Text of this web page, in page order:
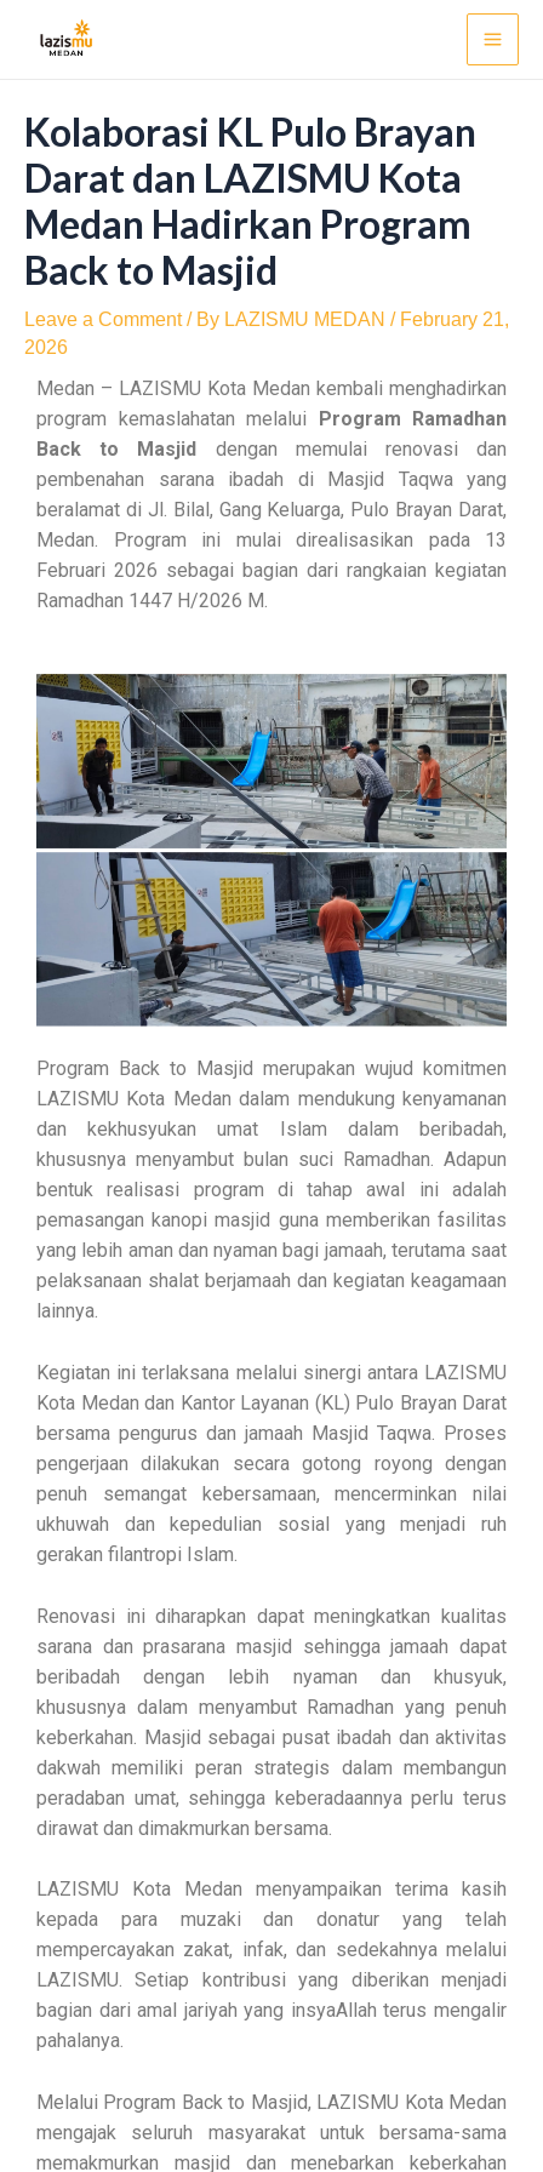
Kolaborasi KL Pulo Brayan
Darat dan LAZISMU Kota
Medan Hadirkan Program
Back to Masjid
Leave a Comment / By LAZISMU MEDAN / February 21,
2026
Medan – LAZISMU Kota Medan kembali menghadirkan
program kemaslahatan melalui
Program Ramadhan
Back to Masjid
dengan memulai renovasi dan
pembenahan sarana ibadah di Masjid Taqwa yang
beralamat di Jl. Bilal, Gang Keluarga, Pulo Brayan Darat,
Medan. Program ini mulai direalisasikan pada 13
Februari 2026 sebagai bagian dari rangkaian kegiatan
Ramadhan 1447 H/2026 M.
Program Back to Masjid merupakan wujud komitmen
LAZISMU Kota Medan dalam mendukung kenyamanan
dan kekhusyukan umat Islam dalam beribadah,
khususnya menyambut bulan suci Ramadhan. Adapun
bentuk realisasi program di tahap awal ini adalah
pemasangan kanopi masjid guna memberikan fasilitas
yang lebih aman dan nyaman bagi jamaah, terutama saat
pelaksanaan shalat berjamaah dan kegiatan keagamaan
lainnya.
Kegiatan ini terlaksana melalui sinergi antara LAZISMU
Kota Medan dan Kantor Layanan (KL) Pulo Brayan Darat
bersama pengurus dan jamaah Masjid Taqwa. Proses
pengerjaan dilakukan secara gotong royong dengan
penuh semangat kebersamaan, mencerminkan nilai
ukhuwah dan kepedulian sosial yang menjadi ruh
gerakan filantropi Islam.
Renovasi ini diharapkan dapat meningkatkan kualitas
sarana dan prasarana masjid sehingga jamaah dapat
beribadah dengan lebih nyaman dan khusyuk,
khususnya dalam menyambut Ramadhan yang penuh
keberkahan. Masjid sebagai pusat ibadah dan aktivitas
dakwah memiliki peran strategis dalam membangun
peradaban umat, sehingga keberadaannya perlu terus
dirawat dan dimakmurkan bersama.
LAZISMU Kota Medan menyampaikan terima kasih
kepada para muzaki dan donatur yang telah
mempercayakan zakat, infak, dan sedekahnya melalui
LAZISMU. Setiap kontribusi yang diberikan menjadi
bagian dari amal jariyah yang insyaAllah terus mengalir
pahalanya.
Melalui Program Back to Masjid, LAZISMU Kota Medan
mengajak seluruh masyarakat untuk bersama-sama
memakmurkan masjid dan menebarkan keberkahan
navigation